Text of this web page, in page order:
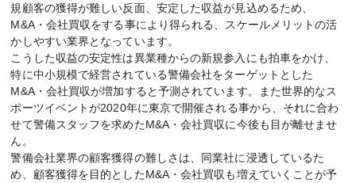
規顧客の獲得が難しい反面、安定した収益が見込めるため、
M&A・会社買収をする事により得られる、スケールメリットの活
かしやすい業界となっています。
こうした収益の安定性は異業種からの新規参入にも拍車をかけ、
特に中小規模で経営されている警備会社をターゲットとした
M&A・会社買収が増加すると予測されています。また世界的なス
ポーツイベントが2020年に東京で開催される事から、それに合わ
せて警備スタッフを求めたM&A・会社買収に今後も目が離せませ
ん。
警備会社業界の顧客獲得の難しさは、同業社に浸透しているた
め、顧客獲得を目的としたM&A・会社買収も増えていくことが予